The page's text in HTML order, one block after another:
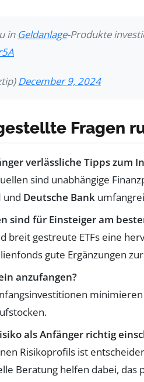
in Geldanlage-Produkte
December 9, 2024
Fragen
verlässliche Tipps zum
sind unabhängige
und Deutsche Bank
sind für Einsteiger am
breit gestreute ETFs eine
gute Ergänzungen
anzufangen?
als Anfänger richtig
Risikoprofils ist
Beratung helfen dabei, das